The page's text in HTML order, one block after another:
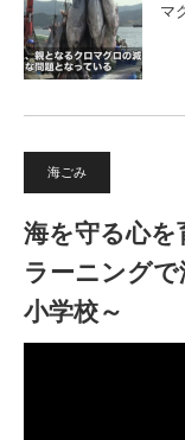
マ
海ごみ
海を守る心
ラーニング
小学校～